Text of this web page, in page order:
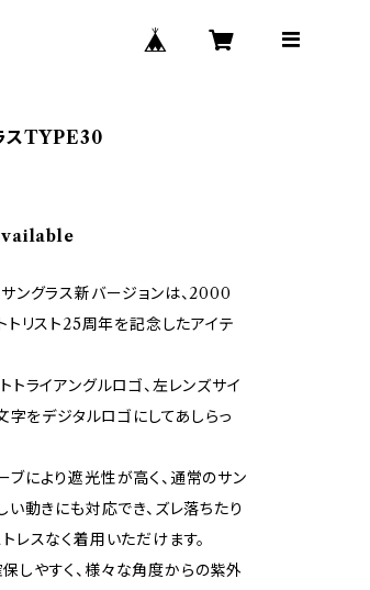
スTYPE30
ングラス新バージョンは、2000
リスト25周年を記念したアイテ
トライアングルロゴ、左レンズサイ
をデジタルロゴにしてあしらっ
ブにより遮光性が高く、通常のサン
い動きにも対応でき、ズレ落ちたり
レスなく着用いただけます。
しやすく、様々な角度からの紫外